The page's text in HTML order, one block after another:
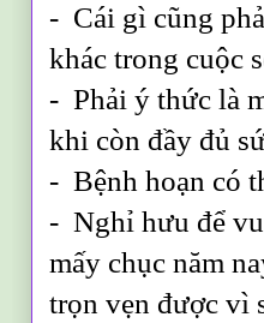
- Cái gì cũng
khác trong cuộc
- Phải ý thức là
khi còn đầy đủ
- Bệnh hoạn có
- Nghỉ hưu để
mấy chục năm
trọn vẹn được vì